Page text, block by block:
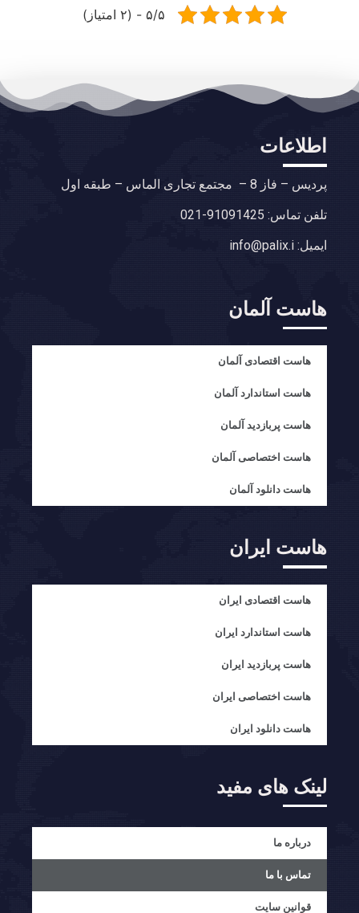
۵/۵ - (۲ امتیاز)
اطلاعات
پردیس – فاز 8 – مجتمع تجاری الماس – طبقه اول
تلفن تماس: 91091425-021
ایمیل: info@palix.i
هاست آلمان
هاست اقتصادی آلمان
هاست استاندارد آلمان
هاست پربازدید آلمان
هاست اختصاصی آلمان
هاست دانلود آلمان
هاست ایران
هاست اقتصادی ایران
هاست استاندارد ایران
هاست پربازدید ایران
هاست اختصاصی ایران
هاست دانلود ایران
لینک های مفید
درباره ما
تماس با ما
قوانین سایت